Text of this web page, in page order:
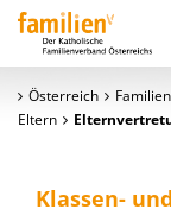
Österreich
Eltern
Klassen-